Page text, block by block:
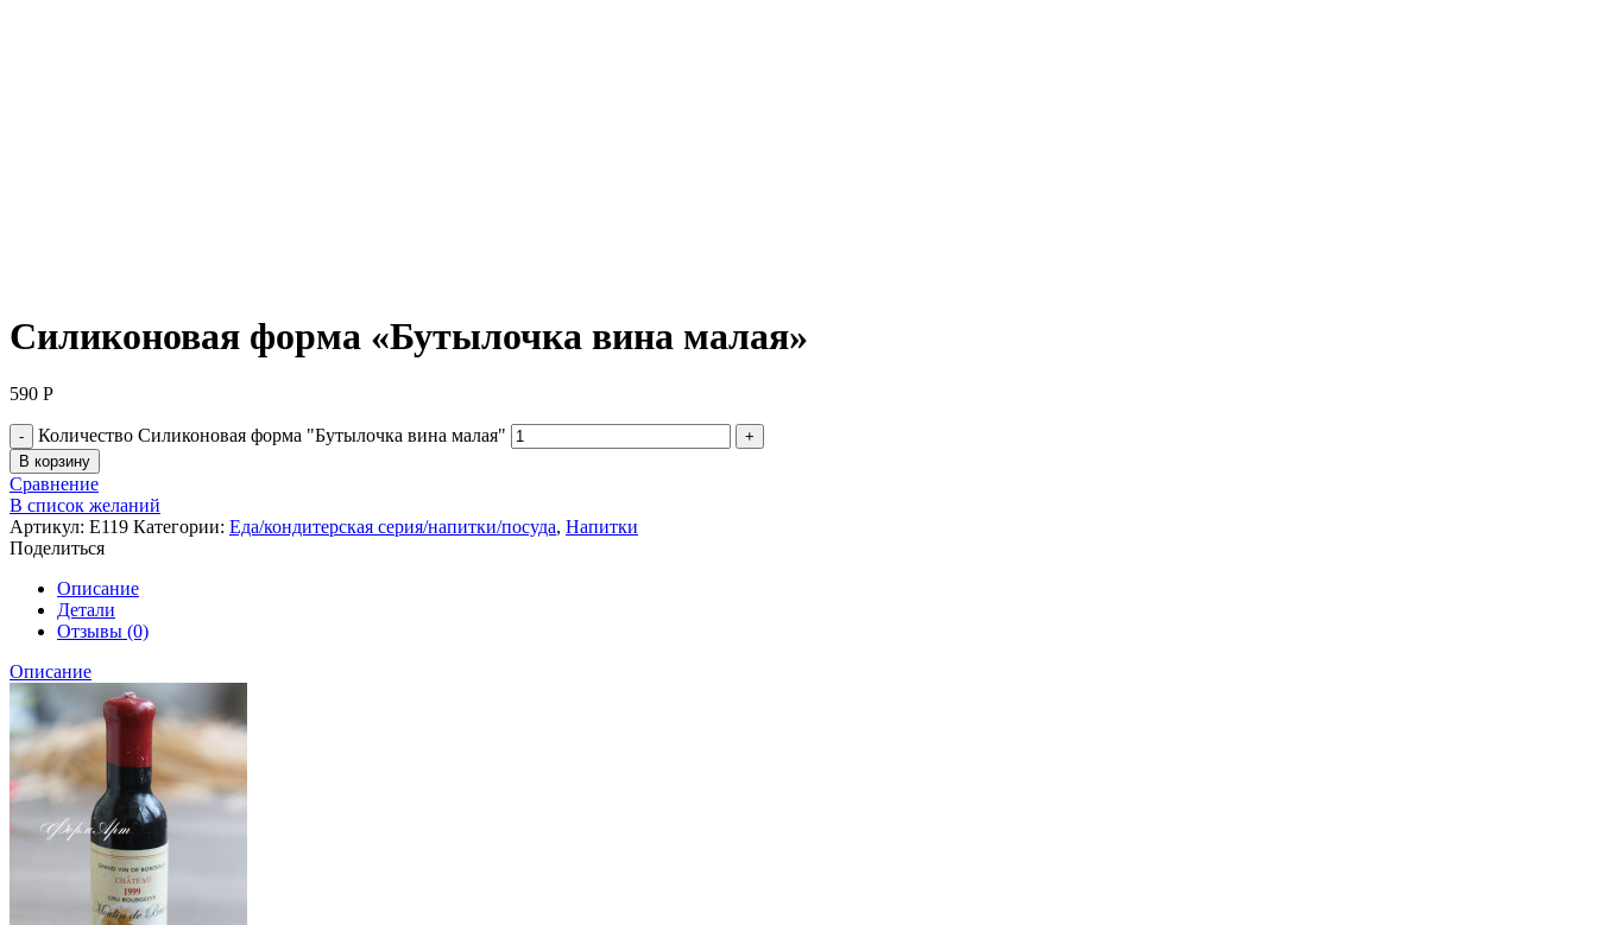
Силиконовая форма «Бутылочка вина малая»
590 Р
Количество Силиконовая форма "Бутылочка вина малая"
В корзину
Сравнение
В список желаний
Артикул: Е119 Категории: Еда/кондитерская серия/напитки/посуда, Напитки
Поделиться
Описание
Детали
Отзывы (0)
Описание